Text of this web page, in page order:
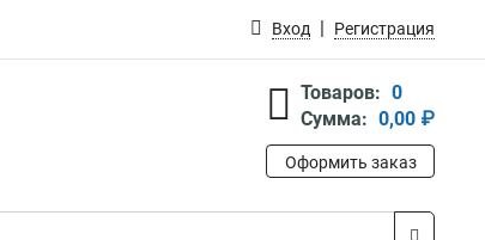
Вход Регистрация
Товаров: 0
Сумма: 0,00 ₽
Оформить заказ